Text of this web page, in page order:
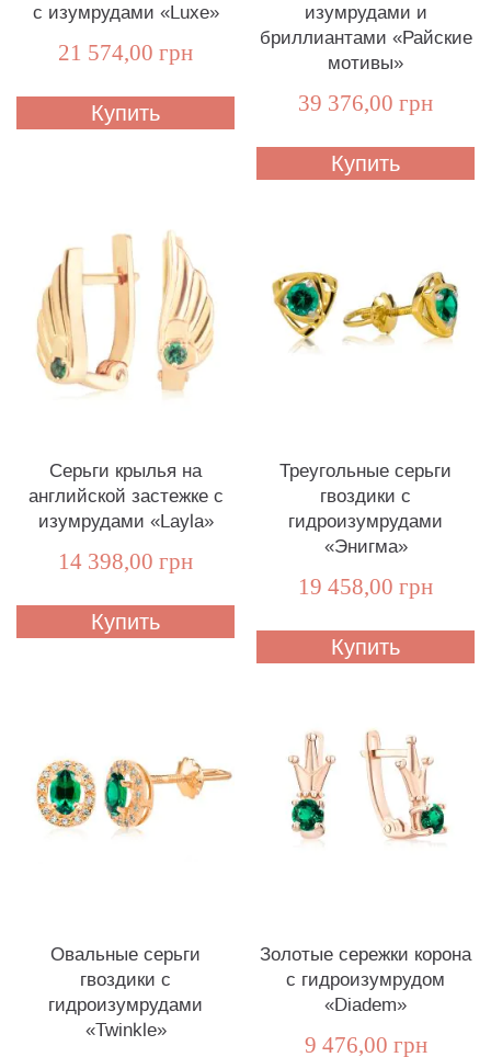
с изумрудами «Luxe»
21 574,00 грн
Купить
изумрудами и
бриллиантами «Райские
мотивы»
39 376,00 грн
Купить
Серьги крылья на
английской застежке с
изумрудами «Layla»
14 398,00 грн
Купить
Треугольные серьги
гвоздики с
гидроизумрудами
«Энигма»
19 458,00 грн
Купить
Овальные серьги
гвоздики с
гидроизумрудами
«Twinkle»
Золотые сережки корона
с гидроизумрудом
«Diadem»
9 476,00 грн